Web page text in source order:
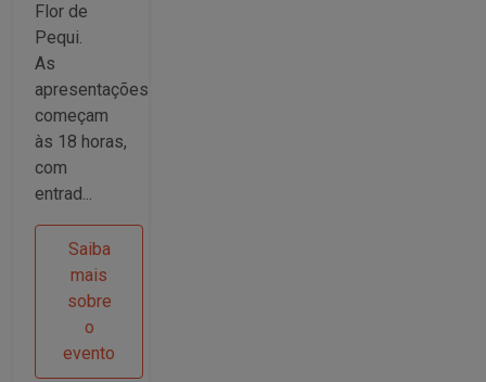
Flor de
Pequi.
As
apresentações
começam
às 18 horas,
com
entrad...
Saiba
mais
sobre
o
evento